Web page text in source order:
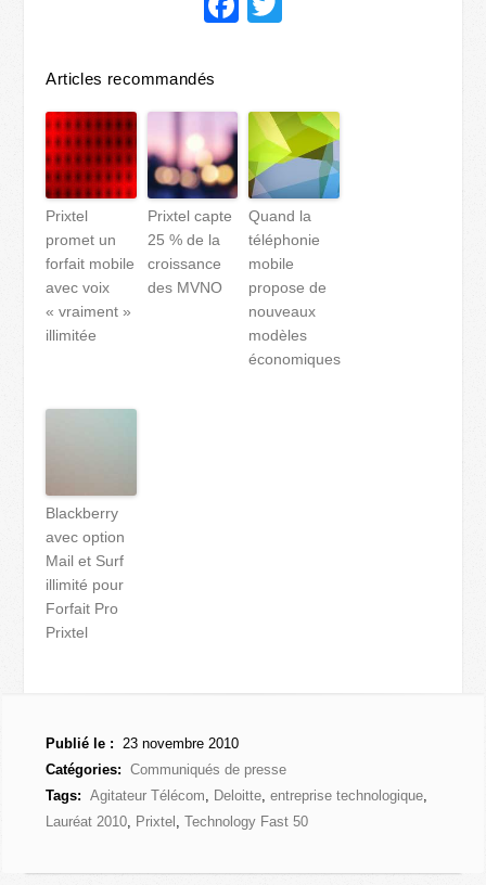
Articles recommandés
Prixtel
promet un
forfait mobile
avec voix
« vraiment »
illimitée
Prixtel capte
25 % de la
croissance
des MVNO
Quand la
téléphonie
mobile
propose de
nouveaux
modèles
économiques
Blackberry
avec option
Mail et Surf
illimité pour
Forfait Pro
Prixtel
Publié le : 23 novembre 2010
Catégories:
Communiqués de presse
Tags:
Agitateur Télécom, Deloitte,entreprise technologique,
Lauréat 2010, Prixtel ,Technology Fast 50